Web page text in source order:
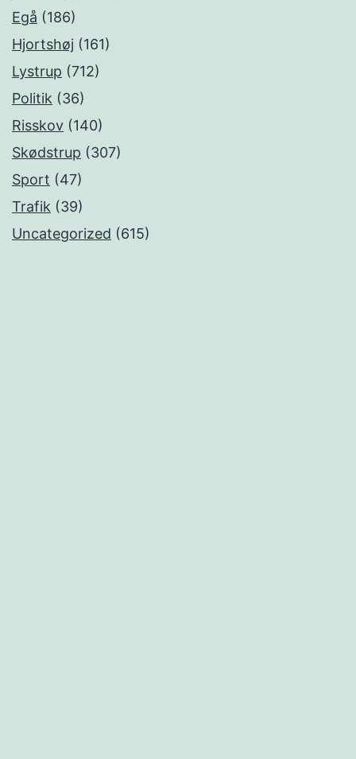
Egå (186)
Hjortshøj (161)
Lystrup (712)
Politik (36)
Risskov (140)
Skødstrup (307)
Sport (47)
Trafik (39)
Uncategorized (615)